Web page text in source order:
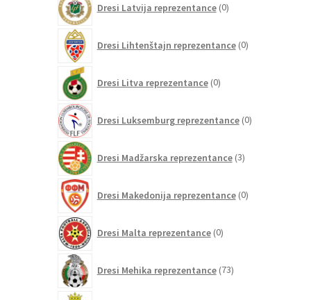
Dresi Latvija reprezentance 0izdelkov
Dresi Lihtenštajn reprezentance 0izdelkov
Dresi Litva reprezentance 0izdelkov
Dresi Luksemburg reprezentance 0izdelkov
Dresi Madžarska reprezentance 3izdelki
Dresi Makedonija reprezentance 0izdelkov
Dresi Malta reprezentance 0izdelkov
Dresi Mehika reprezentance 73izdelkov